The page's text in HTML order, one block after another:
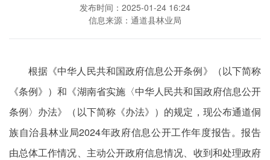
发布时间：2025-01-24 16:24
信息来源：通道县林业局
根据《中华人民共和国政府信息公开条例》（以下简称
《条例》）和《湖南省实施〈中华人民共和国政府信息公开
条例〉办法》（以下简称《办法》）的规定，现公布通道侗
族自治县林业局2024年政府信息公开工作年度报告。报告
由总体工作情况、主动公开政府信息情况、收到和处理政府